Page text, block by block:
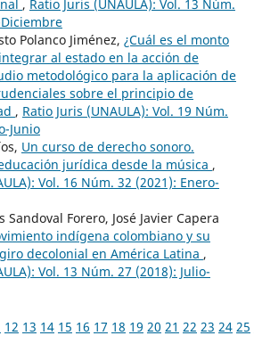
, Ratio Juris (UNAULA): Vol. 13 Núm.
Polanco Jiménez, ¿Cuál es el monto
al estado en la acción de
metodológico para la aplicación de
sobre el principio de
, Ratio Juris (UNAULA): Vol. 19 Núm.
Junio
Un curso de derecho sonoro.
jurídica desde la música ,
Vol. 16 Núm. 32 (2021): Enero-
Sandoval Forero, José Javier Capera
indígena colombiano y su
decolonial en América Latina ,
Vol. 13 Núm. 27 (2018): Julio-
12 13 14 15 16 17 18 19 20 21 22 23 24 25